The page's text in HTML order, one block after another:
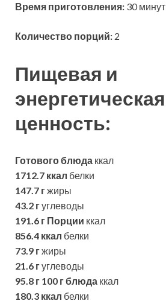
Время приготовления: 30 минут
Количество порций: 2
Пищевая и
энергетическая
ценность:
Готового блюда ккал
1712.7 ккал белки
147.7 гжиры
43.2 гуглеводы
191.6 г Порции ккал
856.4 ккал белки
73.9 гжиры
21.6 гуглеводы
95.8 г 100 г блюда ккал
180.3 ккал белки